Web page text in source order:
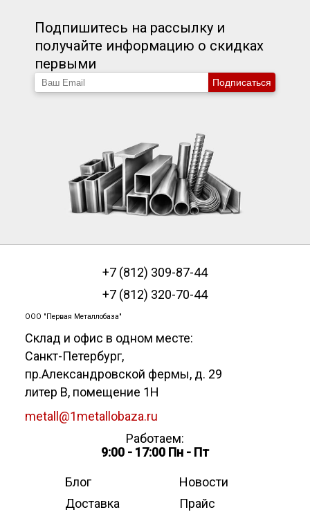
Подпишитесь на рассылку и
получайте информацию о скидках
первыми
Подписаться
+7 (812) 309-87-44
+7 (812) 320-70-44
ООО "Первая Металлобаза"
Склад и офис в одном месте:
Санкт-Петербург,
пр.Александровской фермы, д. 29
литер В, помещение 1Н
metall@1metallobaza.ru
Работаем:
9:00 - 17:00 Пн - Пт
Блог
Новости
Доставка
Прайс